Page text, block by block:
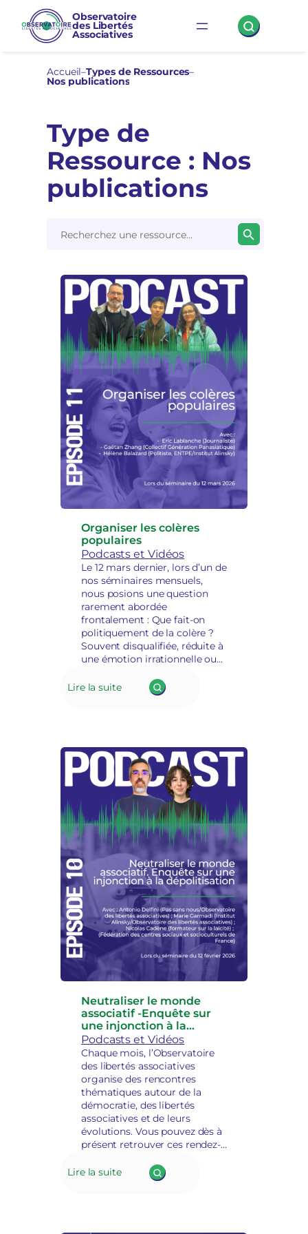
Observatoire
des Libertés
Associatives
Accueil–Types de Ressources–
Nos publications
Type de
Ressource : Nos
publications
for:
Search Button
Organiser les colères
populaires
Podcasts et Vidéos
Le 12 mars dernier, lors d’un de
nos séminaires mensuels,
nous posions une question
rarement abordée
frontalement : Que fait-on
politiquement de la colère ?
Souvent disqualifiée, réduite à
une émotion irrationnelle ou
pourtant aussi un signal
démocratique, une expression
devenir…
Lire la suite
Neutraliser le monde
associatif -Enquête sur
une injonction à la
dépolitisation
Podcasts et Vidéos
Chaque mois, l’Observatoire
des libertés associatives
organise des rencontres
thématiques autour de la
démocratie, des libertés
associatives et de leurs
évolutions. Vous pouvez dès à
présent retrouver ces rendez-
Lire la suite